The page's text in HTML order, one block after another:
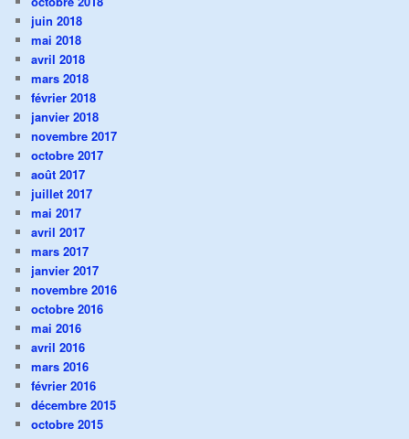
juin 2018
mai 2018
avril 2018
mars 2018
février 2018
janvier 2018
novembre 2017
octobre 2017
août 2017
juillet 2017
mai 2017
avril 2017
mars 2017
janvier 2017
novembre 2016
octobre 2016
mai 2016
avril 2016
mars 2016
février 2016
décembre 2015
octobre 2015